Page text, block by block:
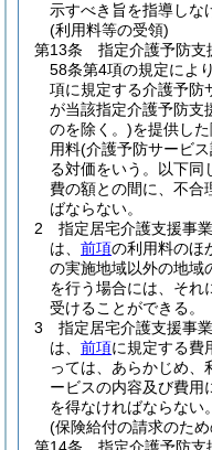
示すべき旨を指導しな
(利用料等の受領)
第13条
指定介護予防支
58条第4項の規定によ
項に規定する介護予防
が当該指定介護予防支
のを除く。)を提供し
用料(介護予防サービ
る対価をいう。以下同
費の額との間に、不合
ばならない。
2
指定居宅介護支援事
は、 前項の利用料のほ
の実施地域以外の地域
を行う場合には、それ
受けることができる。
3
指定居宅介護支援事
は、 前項に規定する費
っては、あらかじめ、
ービスの内容及び費用
を得なければならない。
(保険給付の請求のた